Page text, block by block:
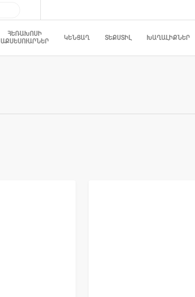
ՀԵՌԱԽՈՍԻ
ԱՔՍԵՍՈՒԱՐՆԵՐ
ԿԵՆՑԱՂ ՏԵՔՍՏԻԼ ԽԱՂԱԼԻՔՆԵՐ